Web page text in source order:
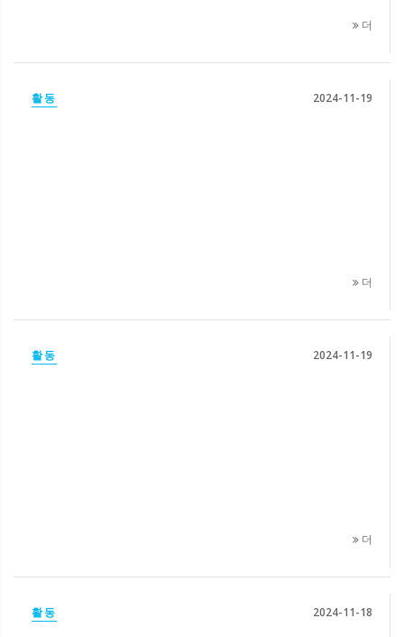
더
활동 2024-11-19
더
활동 2024-11-19
더
활동 2024-11-18